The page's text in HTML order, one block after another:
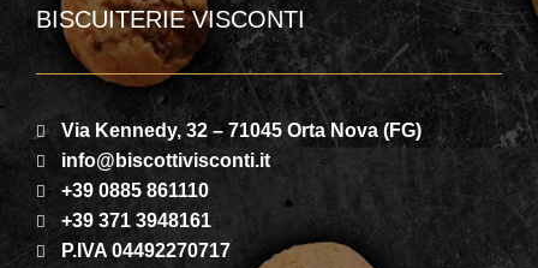
BISCUITERIE VISCONTI
Via Kennedy, 32 – 71045 Orta Nova (FG)
info@biscottivisconti.it
+39 0885 861110
+39 371 3948161
P.IVA 04492270717